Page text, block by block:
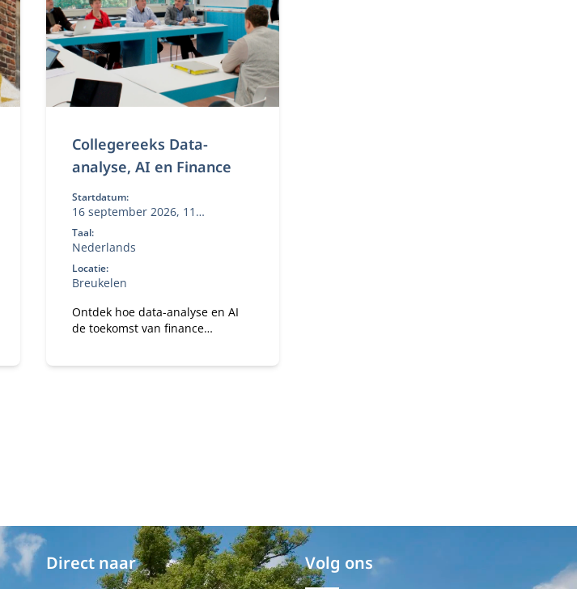
Collegereeks Data-
analyse, AI en Finance
Startdatum:
16 september 2026, 11
november 2026
Taal:
Nederlands
Locatie:
Breukelen
Ontdek hoe data-analyse en AI
de toekomst van finance
Direct naar Volg ons